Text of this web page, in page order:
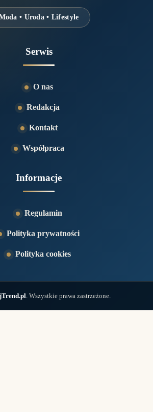
• Uroda • Lifestyle
Serwis
O nas
Redakcja
Kontakt
Współpraca
Informacje
Regulamin
Polityka prywatności
Polityka cookies
. Wszystkie prawa zastrzeżone.